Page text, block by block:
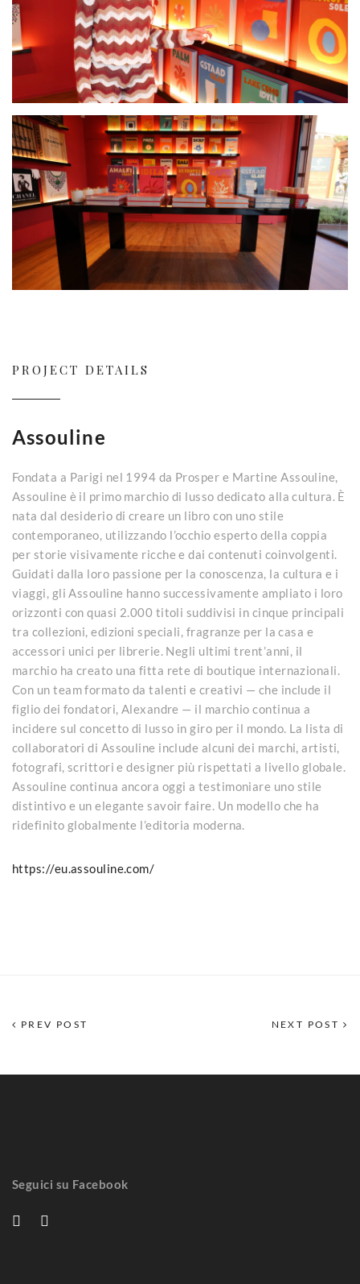
PROJECT DETAILS
Assouline
Fondata a Parigi nel 1994 da Prosper e Martine Assouline,
Assouline è il primo marchio di lusso dedicato alla cultura. È
nata dal desiderio di creare un libro con uno stile
contemporaneo, utilizzando l’occhio esperto della coppia
per storie visivamente ricche e dai contenuti coinvolgenti.
Guidati dalla loro passione per la conoscenza, la cultura e i
viaggi, gli Assouline hanno successivamente ampliato i loro
orizzonti con quasi 2.000 titoli suddivisi in cinque principali
tra collezioni, edizioni speciali, fragranze per la casa e
accessori unici per librerie. Negli ultimi trent’anni, il
marchio ha creato una fitta rete di boutique internazionali.
Con un team formato da talenti e creativi — che include il
figlio dei fondatori, Alexandre — il marchio continua a
incidere sul concetto di lusso in giro per il mondo. La lista di
collaboratori di Assouline include alcuni dei marchi, artisti,
fotografi, scrittori e designer più rispettati a livello globale.
Assouline continua ancora oggi a testimoniare uno stile
distintivo e un elegante savoir faire. Un modello che ha
ridefinito globalmente l’editoria moderna.
https://eu.assouline.com/
PREV POST NEXT POST
Seguici su Facebook